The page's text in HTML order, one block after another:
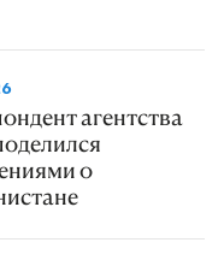
агентства
о